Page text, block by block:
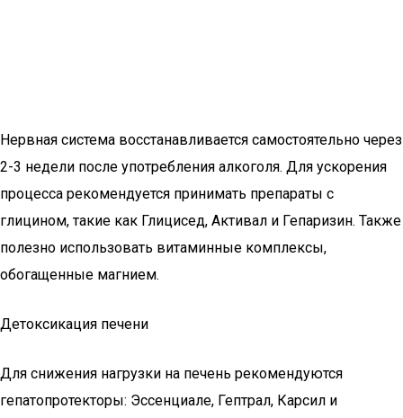
Нервная система восстанавливается самостоятельно через
2-3 недели после употребления алкоголя. Для ускорения
процесса рекомендуется принимать препараты с
глицином, такие как Глицисед, Активал и Гепаризин. Также
полезно использовать витаминные комплексы,
обогащенные магнием.
Детоксикация печени
Для снижения нагрузки на печень рекомендуются
гепатопротекторы: Эссенциале, Гептрал, Карсил и